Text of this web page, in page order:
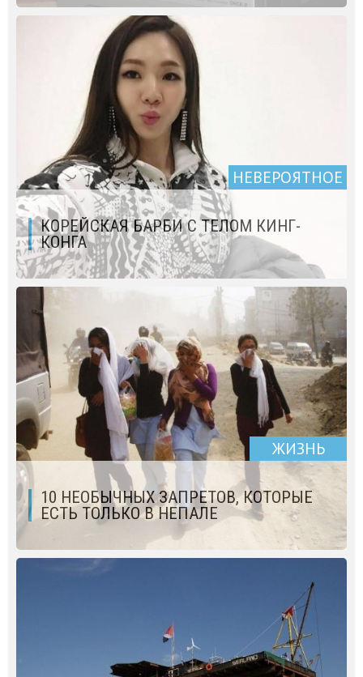
НЕВЕРОЯТНОЕ
КОРЕЙСКАЯ БАРБИ С ТЕЛОМ КИНГ-
КОНГА
ЖИЗНЬ
10 НЕОБЫЧНЫХ ЗАПРЕТОВ, КОТОРЫЕ
ЕСТЬ ТОЛЬКО В НЕПАЛЕ